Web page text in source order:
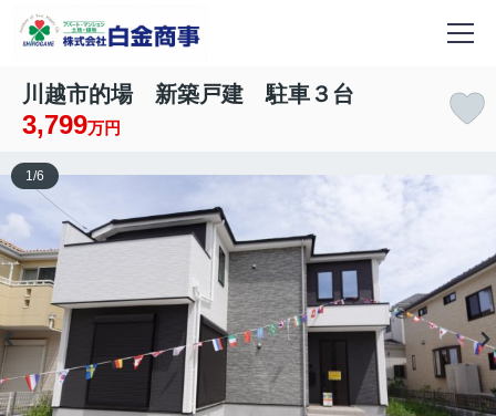
川越市的場 新築戸建 駐車３台
3,799万円
1 /6